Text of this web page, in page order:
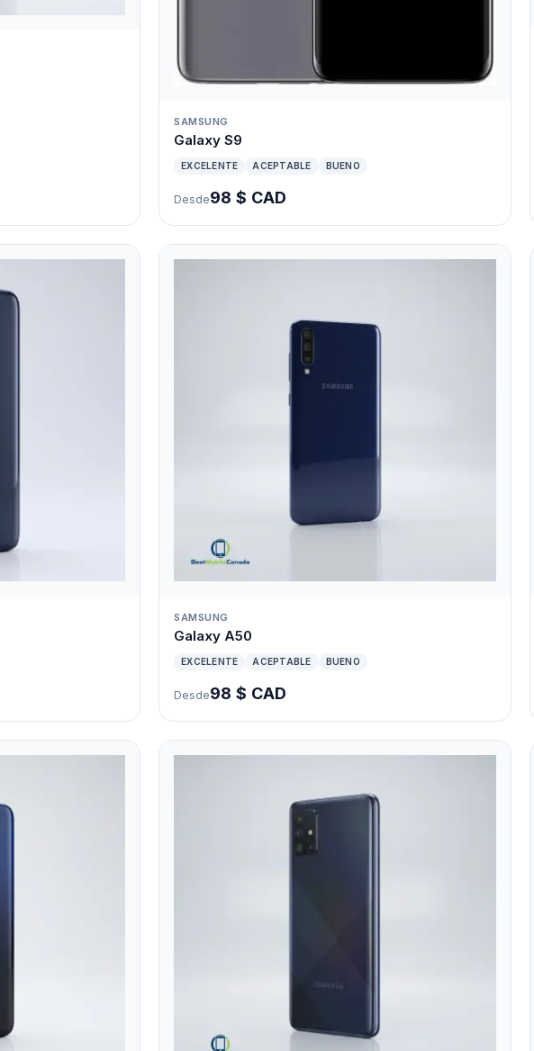
SAMSUNG
Galaxy S9
EXCELENTE ACEPTABLE BUENO
Desde98 $ CAD
SAMSUNG
Galaxy A50
EXCELENTE ACEPTABLE BUENO
Desde98 $ CAD